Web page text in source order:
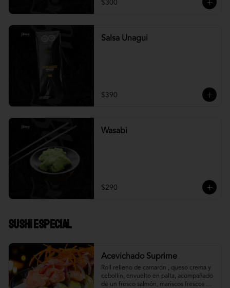
$300
Salsa Unagui
$390
Wasabi
$290
Sushi Especial
Acevichado Suprime
Roll relleno de camarón , queso crema y
cebollín, envuelto en palta, acompañado
de un fresco salmón, mariscos frescos en